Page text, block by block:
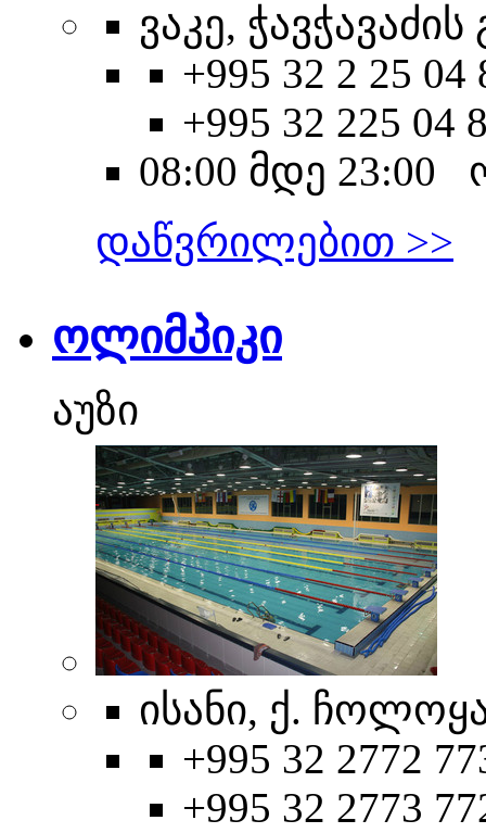
ვაკე,
+995 32 2 25 04
+995 32 225 04
08:00 მდე 23:00
დაწვრილებით >>
ოლიმპიკი
აუზი
ისანი, ქ.
+995 32 2772
+995 32 2773